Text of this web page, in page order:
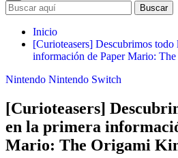
Buscar
Inicio
[Curioteasers] Descubrimos
información de Paper Mario:
Nintendo Nintendo Switch
[Curioteasers]
en la primera
Mario: The Origami